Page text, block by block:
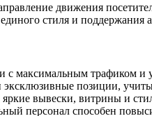
движения
стиля и поддержания
с максимальным трафиком и
эксклюзивные позиции,
яркие вывески, витрины и
персонал способен